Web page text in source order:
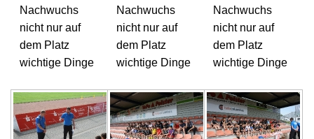
Nachwuchs
nicht nur auf
dem Platz
wichtige Dinge
Nachwuchs
nicht nur auf
dem Platz
wichtige Dinge
Nachwuchs
nicht nur auf
dem Platz
wichtige Dinge